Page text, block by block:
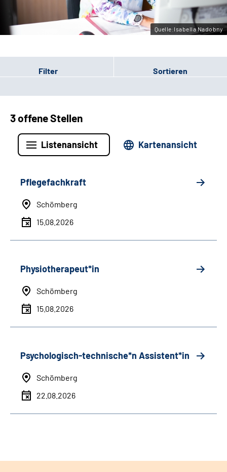
Gebärdensprache
Quelle:Isabella Nadobny
Filter Sortieren
3 offene Stellen
Listenansicht Kartenansicht
Pflegefachkraft
Schömberg
15.08.2026
Physiotherapeut*in
Schömberg
15.08.2026
Psychologisch-technische*n Assistent*in
Schömberg
22.08.2026